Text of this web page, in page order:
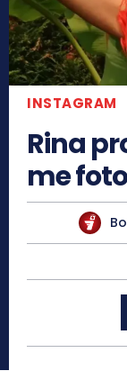
INSTAGRAM
Rina
me